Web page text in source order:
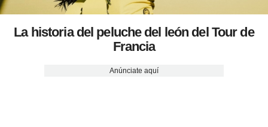
La historia del peluche del león del Tour de
Francia
Anúnciate aquí